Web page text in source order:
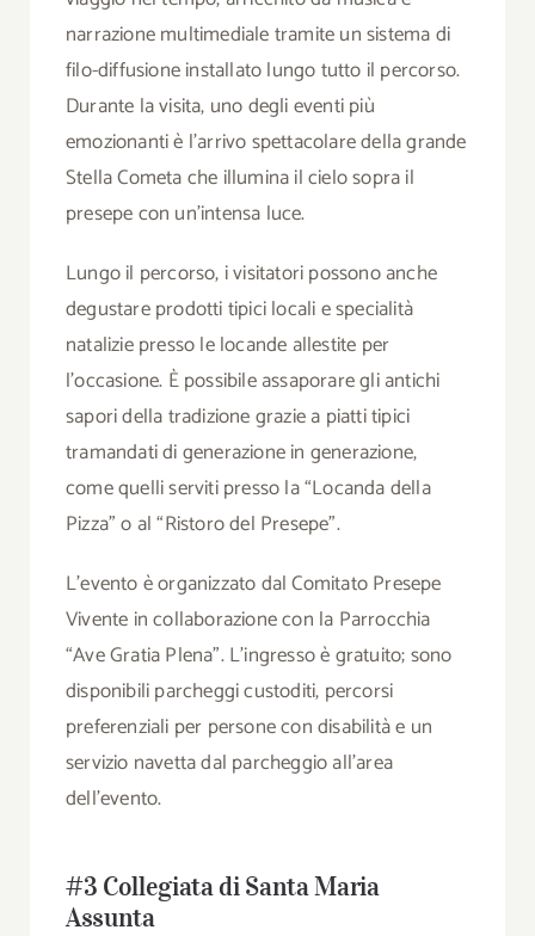
narrazione multimediale tramite un sistema di
filo-diffusione installato lungo tutto il percorso.
Durante la visita, uno degli eventi più
emozionanti è l’arrivo spettacolare della grande
Stella Cometa che illumina il cielo sopra il
presepe con un’intensa luce.
Lungo il percorso, i visitatori possono anche
degustare prodotti tipici locali e specialità
natalizie presso le locande allestite per
l’occasione. È possibile assaporare gli antichi
sapori della tradizione grazie a piatti tipici
tramandati di generazione in generazione,
come quelli serviti presso la “Locanda della
Pizza” o al “Ristoro del Presepe”.
L’evento è organizzato dal Comitato Presepe
Vivente in collaborazione con la Parrocchia
“Ave Gratia Plena”. L’ingresso è gratuito; sono
disponibili parcheggi custoditi, percorsi
preferenziali per persone con disabilità e un
servizio navetta dal parcheggio all’area
dell’evento.
#3 Collegiata di Santa Maria
Assunta